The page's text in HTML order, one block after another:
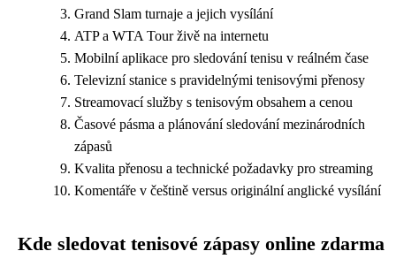
Grand Slam turnaje a jejich vysílání
ATP a WTA Tour živě na internetu
Mobilní aplikace pro sledování tenisu v reálném čase
Televizní stanice s pravidelnými tenisovými přenosy
Streamovací služby s tenisovým obsahem a cenou
Časové pásma a plánování sledování mezinárodních
zápasů
Kvalita přenosu a technické požadavky pro streaming
Komentáře v češtině versus originální anglické vysílání
Kde sledovat tenisové zápasy online zdarma